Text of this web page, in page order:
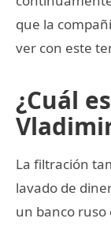
que la
ver con este
¿Cuál
La filtración
lavado de
un banco ruso